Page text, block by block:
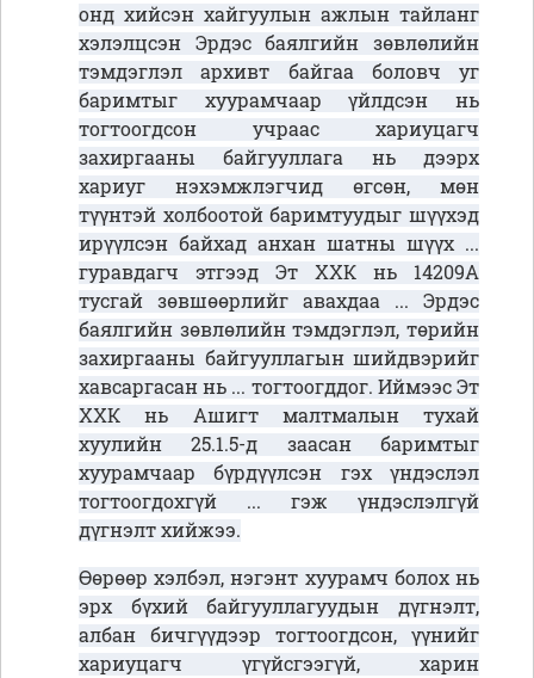
онд хийсэн хайгуулын ажлын тайланг
хэлэлцсэн Эрдэс баялгийн зөвлөлийн
тэмдэглэл архивт байгаа боловч уг
баримтыг хуурамчаар үйлдсэн нь
тогтоогдсон учраас хариуцагч
захиргааны байгууллага нь дээрх
хариуг нэхэмжлэгчид өгсөн, мөн
түүнтэй холбоотой баримтуудыг шүүхэд
ирүүлсэн байхад анхан шатны шүүх ...
гуравдагч этгээд Эт ХХК нь 14209А
тусгай зөвшөөрлийг авахдаа ... Эрдэс
баялгийн зөвлөлийн тэмдэглэл, төрийн
захиргааны байгууллагын шийдвэрийг
хавсаргасан нь ... тогтоогддог. Иймээс Эт
ХХК нь Ашигт малтмалын тухай
хуулийн 25.1.5-д заасан баримтыг
хуурамчаар бүрдүүлсэн гэх үндэслэл
тогтоогдохгүй ... гэж үндэслэлгүй
дүгнэлт хийжээ.
Өөрөөр хэлбэл, нэгэнт хуурамч болох нь
эрх бүхий байгууллагуудын дүгнэлт,
албан бичгүүдээр тогтоогдсон, үүнийг
хариуцагч үгүйсгээгүй, харин